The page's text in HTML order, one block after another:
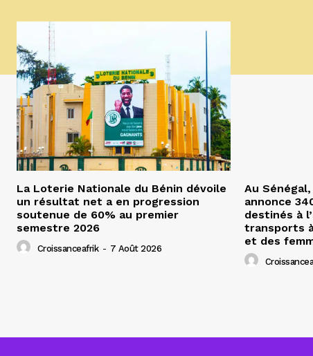
La Loterie Nationale du Bénin dévoile
un résultat net a en progression
soutenue de 60% au premier
semestre 2026
Croissanceafrik - 7 Août 2026
Au
annonce
destinés à
transports
et des